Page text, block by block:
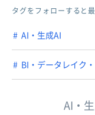
タグをフォローすると
AI・生成AI
BI・データレイク
AI・